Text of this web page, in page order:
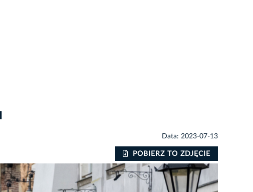
Data: 2023-07-13
POBIERZ TO ZDJĘCIE